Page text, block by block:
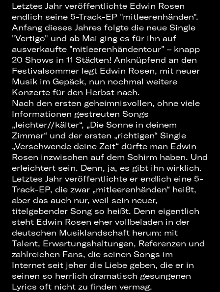
Letztes Jahr veröffentlichte Edwin Rosen
endlich seine 5-Track-EP "mitleerenhänden".
Anfang dieses Jahres folgte die neue Single
"Vertigo" und ab Mai ging es für ihn auf
ausverkaufte "mitleerenhändentour" – knapp
20 Shows in 11 Städten! Anknüpfend an den
Festivalsommer legt Edwin Rosen, mit neuer
Musik im Gepäck, nun nochmal weitere
Konzerte für den Herbst nach.
Nach den ersten geheimnisvollen, ohne viele
Informationen gestreuten Songs
„leichter//kälter“, „Die Sonne in deinem
Zimmer“ und der ersten „richtigen“ Single
„Verschwende deine Zeit“ dürfte man Edwin
Rosen inzwischen auf dem Schirm haben. Und
erleichtert sein. Denn, ja, es gibt ihn wirklich.
Letztes Jahr veröffentlichte er endlich eine 5-
Track-EP, die zwar „mitleerenhänden“ heißt,
aber das auch nur, weil sein neuer,
titelgebender Song so heißt. Denn eigentlich
steht Edwin Rosen eher vollbeladen in der
deutschen Musiklandschaft herum: mit
Talent, Erwartungshaltungen, Referenzen und
zahlreichen Fans, die seinen Songs im
Internet seit jeher die Liebe geben, die er in
seinen so herrlich dramatisch gesungenen
Lyrics oft nicht zu finden vermag.